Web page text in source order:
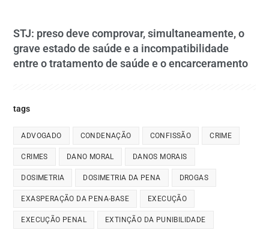
STJ: preso deve comprovar, simultaneamente, o
grave estado de saúde e a incompatibilidade
entre o tratamento de saúde e o encarceramento
tags
ADVOGADO CONDENAÇÃO CONFISSÃO CRIME
CRIMES DANO MORAL DANOS MORAIS
DOSIMETRIA DOSIMETRIA DA PENA DROGAS
EXASPERAÇÃO DA PENA-BASE EXECUÇÃO
EXECUÇÃO PENAL EXTINÇÃO DA PUNIBILIDADE